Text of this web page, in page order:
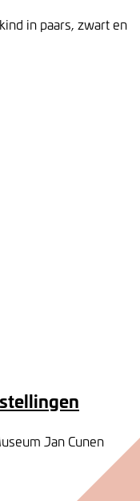
in paars, zwart en
Jan Cunen